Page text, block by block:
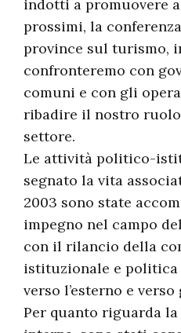
indotti a promuovere a
prossimi, la
province sul turismo,
confronteremo con
comuni e con gli
ribadire il nostro
settore.
Le attività politico-
segnato la vita
2003 sono state
impegno nel campo
con il rilancio della
istituzionale e politica
verso l’esterno e
Per quanto riguarda